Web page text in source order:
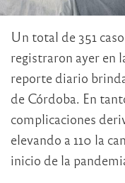
Un total de 351
registraron ayer en
reporte diario
de Córdoba. En
complicaciones
elevando a 110 la
inicio de la